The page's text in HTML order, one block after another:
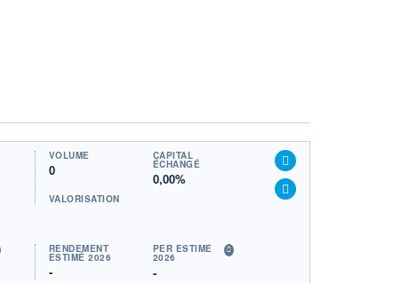
VOLUME
0
CAPITAL
ÉCHANGÉ
0,00%
VALORISATION
RENDEMENT
ESTIMÉ 2026
-
PER ESTIMÉ
2026
-